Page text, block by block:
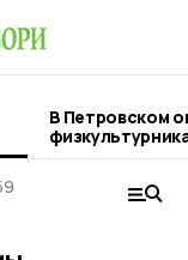
В Петровском